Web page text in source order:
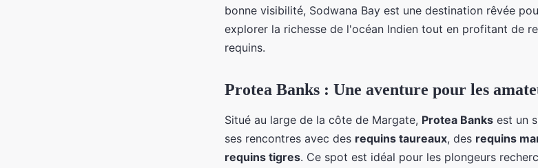
bonne visibilité, Sodwana Bay est une destination rêvée
explorer la richesse de l'océan Indien tout en profitant de
requins.
Protea Banks : Une aventure pour les
Situé au large de la côte de Margate, Protea Banks est un
ses rencontres avec des requins taureaux, des requins
requins tigres. Ce spot est idéal pour les plongeurs